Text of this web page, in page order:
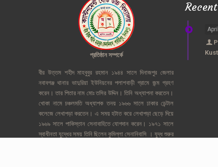
প্রতিষ্ঠান সম্পর্কে
বীর উত্তম শহীদ মাহবুবুর রহমান ১৯৪৪ সালে দিনাজপুর জেলার
নবাবগঞ্জ থানার ভাদুরিয়া ইউনিয়নের পলাশবাড়ী গ্রামে জন্ম গ্রহণ
করেন। তার পিতার নাম মোঃ তসির উদ্দিন। তিনি অধ্যাপনা করতেন।
খোকা নামে চঞ্চলমতি অধ্যাপক তনয় ১৯৬৬ সালে ঢাকার ডেন্টাল
কলেজে লেখাপড়া করতেন। এ সময় হটাত করে লেখাপড়া ছেড়ে দিয়ে
১৯৬৯ সালে পাকিস্তান সেনাবাহিতে যোগদান করেন। ১৯৭১ সালে
স্বাধীনতা যুদ্ধের সময় তিনি ছিলেন কুমিল্লা সেনানিবাসি । যুদ্ধ শুরুর